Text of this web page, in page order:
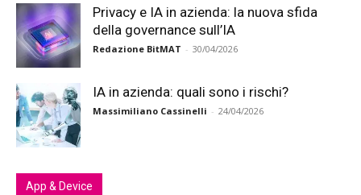
Privacy e IA in azienda: la nuova sfida
della governance sull’IA
Redazione BitMAT - 30/04/2026
IA in azienda: quali sono i rischi?
Massimiliano Cassinelli - 24/04/2026
App & Device